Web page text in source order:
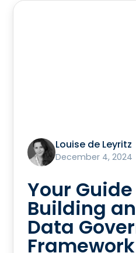
Louise de Leyritz
December 4, 2024
Your
Building
Data
Framework